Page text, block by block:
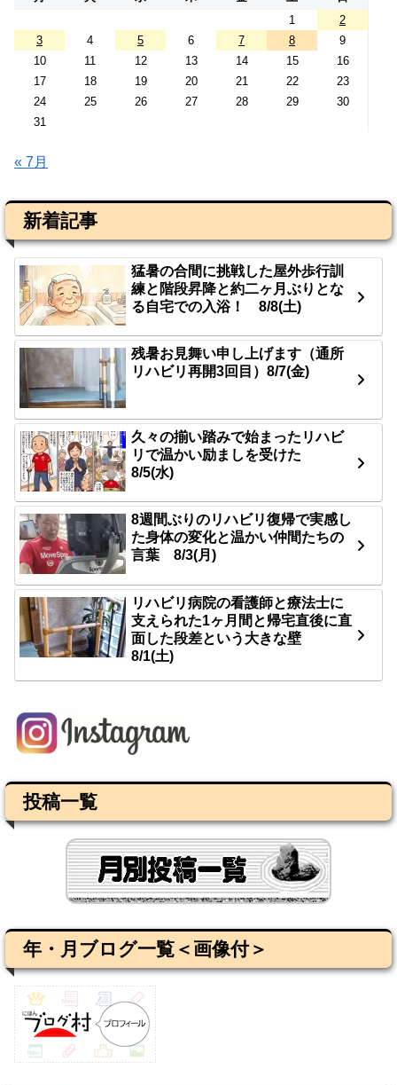
1
2
3
4 5 6 7 8
9
10
11 12 13 14 15
16
17
18 19 20 21 22
23
24
25 26 27 28 29
30
31
« 7月
新着記事
猛暑の合間に挑戦した屋外歩行訓
練と階段昇降と約二ヶ月ぶりとな
る自宅での入浴！ 8/8(土)
残暑お見舞い申し上げます（通所
リハビリ再開3回目）8/7(金)
久々の揃い踏みで始まったリハビ
リで温かい励ましを受けた
8/5(水)
8週間ぶりのリハビリ復帰で実感し
た身体の変化と温かい仲間たちの
言葉 8/3(月)
リハビリ病院の看護師と療法士に
支えられた1ヶ月間と帰宅直後に直
面した段差という大きな壁
8/1(土)
投稿一覧
年・月ブログ一覧＜画像付＞